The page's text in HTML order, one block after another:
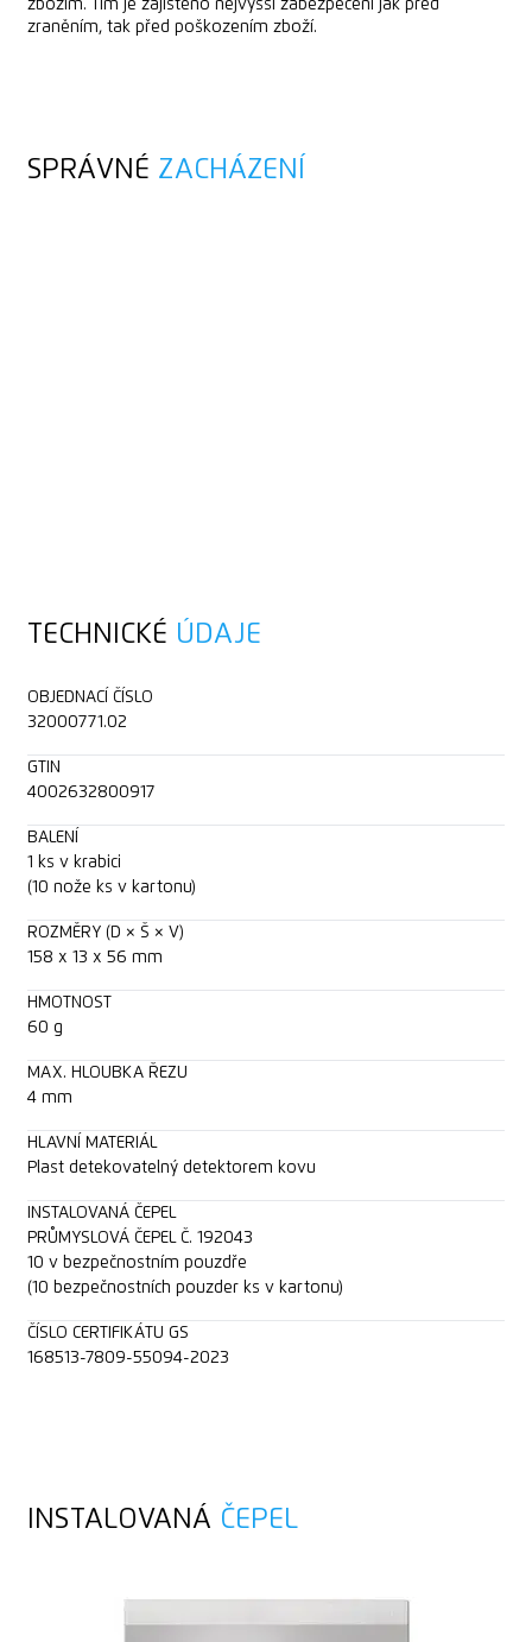
zbožím. Tím je zajištěno nejvyšší zabezpečení jak před
zraněním, tak před poškozením zboží.
SPRÁVNÉ ZACHÁZENÍ
TECHNICKÉ ÚDAJE
OBJEDNACÍ ČÍSLO
32000771.02
GTIN
4002632800917
BALENÍ
1 ks v krabici
(10 nože ks v kartonu)
ROZMĚRY (D × Š × V)
158 x 13 x 56 mm
HMOTNOST
60 g
MAX. HLOUBKA ŘEZU
4 mm
HLAVNÍ MATERIÁL
Plast detekovatelný detektorem kovu
INSTALOVANÁ ČEPEL
PRŮMYSLOVÁ ČEPEL Č. 192043
10 v bezpečnostním pouzdře
(10 bezpečnostních pouzder ks v kartonu)
ČÍSLO CERTIFIKÁTU GS
168513-7809-55094-2023
INSTALOVANÁ ČEPEL